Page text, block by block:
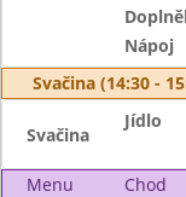
Nápoj
Svačina (14:30 -
Svačina
Jídlo
Menu Chod